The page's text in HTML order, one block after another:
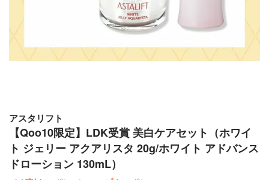
アスタリフト
【Qoo10限定】LDK受賞 美白ケアセット（ホワイ
ト ジェリー アクアリスタ 20g/ホワイト アドバンス
ドローション 130mL）